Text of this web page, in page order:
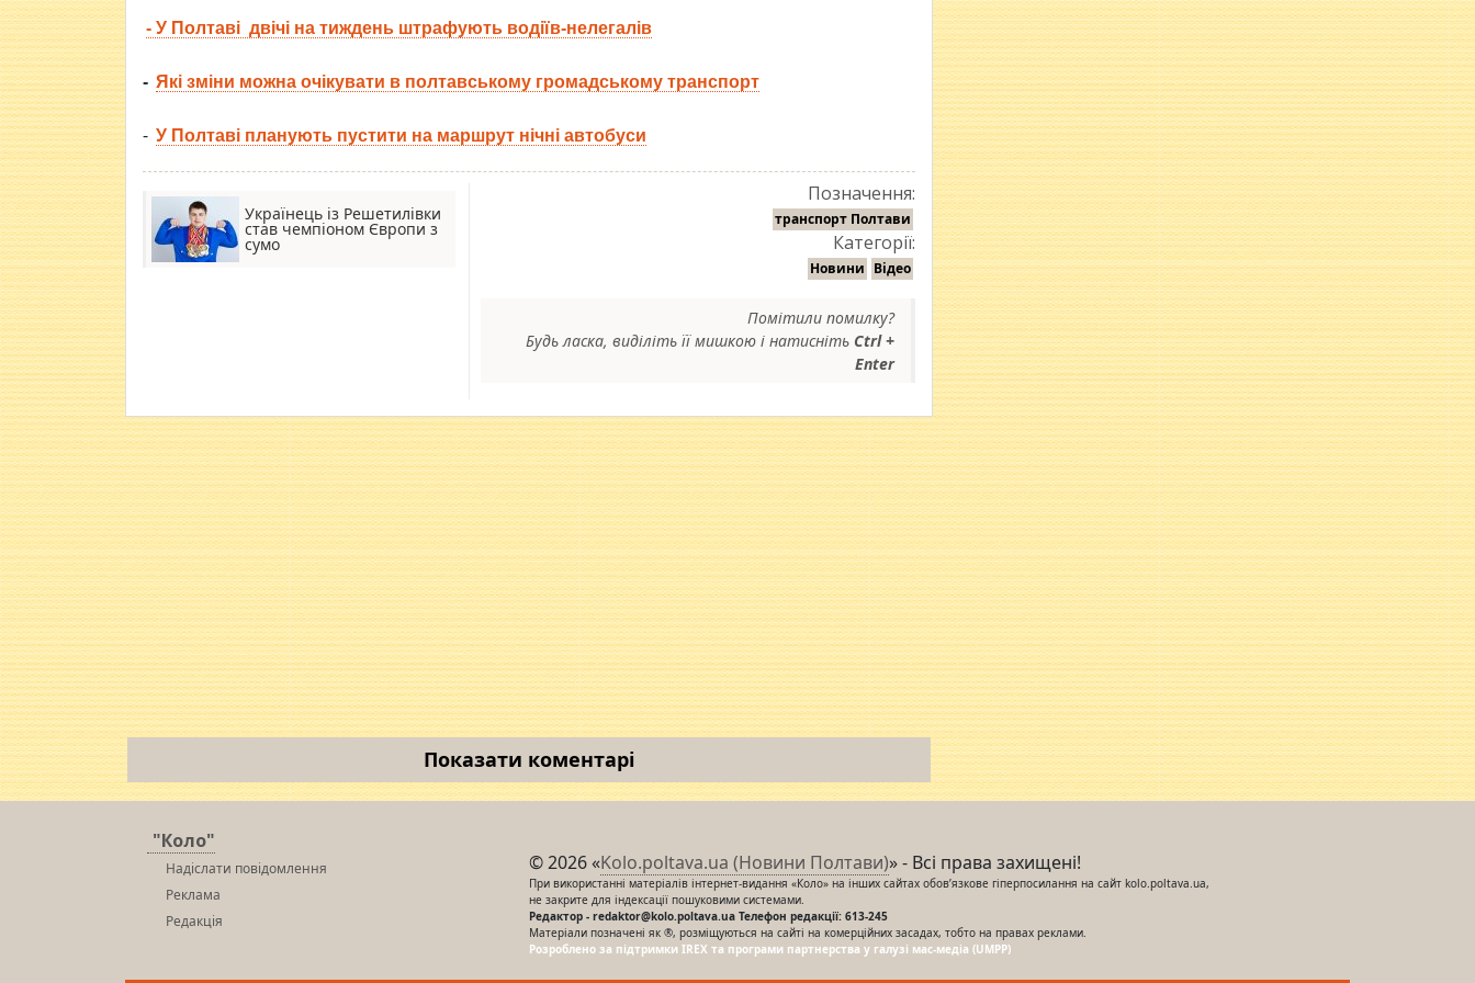
- У Полтаві двічі на тиждень штрафують водіїв-нелегалів
- Я кі зміни можна очікувати в полтавському громадському транспорт
- У Полтаві планують пустити на маршрут нічні автобуси
Українець із Решетилівки
став чемпіоном Європи з
сумо
Позначення:
транспорт Полтави
Категорії:
Новини Відео
Помітили помилку?
Будь ласка, виділіть її мишкою і натисніть Ctrl +
Enter
Показати коментарі
"Коло"
Надіслати повідомлення
Реклама
Редакція
© 2026 «Kolo.poltava.ua (Новини Полтави)» - Всі права захищені!
При використанні матеріалів інтернет-видання «Коло» на інших сайтах обов’язкове гіперпосилання на сайт kolo.poltava.ua,
не закрите для індексації пошуковими системами.
Редактор - redaktor@kolo.poltava.ua Телефон редакції: 613-245
Матеріали позначені як ®, розміщуються на сайті на комерційних засадах, тобто на правах реклами.
Розроблено за підтримки IREX та програми партнерства у галузі мас-медіа (UMPP)